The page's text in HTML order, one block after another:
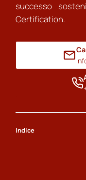
successo
Certification.
Indice